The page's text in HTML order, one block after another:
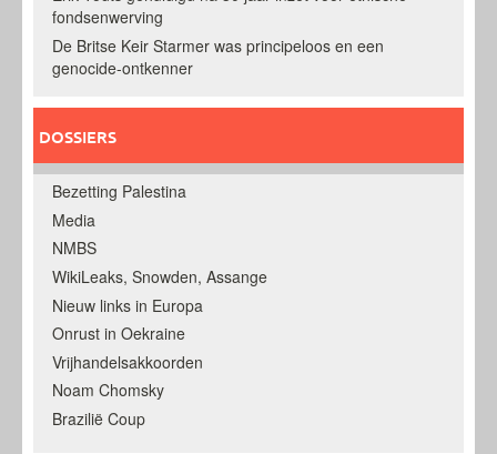
fondsenwerving
De Britse Keir Starmer was principeloos en een
genocide-ontkenner
DOSSIERS
Bezetting Palestina
Media
NMBS
WikiLeaks, Snowden, Assange
Nieuw links in Europa
Onrust in Oekraine
Vrijhandelsakkoorden
Noam Chomsky
Brazilië Coup